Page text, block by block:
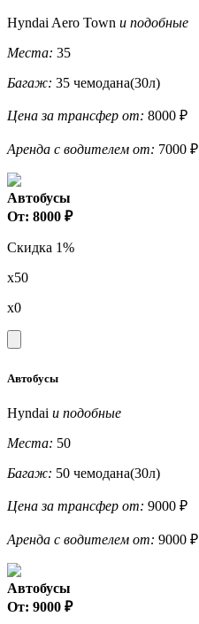
Hyndai Aero Town и подобные
Места: 35
Багаж: 35 чемодана(30л)
Цена за трансфер от: 8000 ₽
Аренда с водителем от: 7000 ₽
Автобусы
От: 8000 ₽
Скидка 1%
x50
x0
Автобусы
Hyndai и подобные
Места: 50
Багаж: 50 чемодана(30л)
Цена за трансфер от: 9000 ₽
Аренда с водителем от: 9000 ₽
Автобусы
От: 9000 ₽